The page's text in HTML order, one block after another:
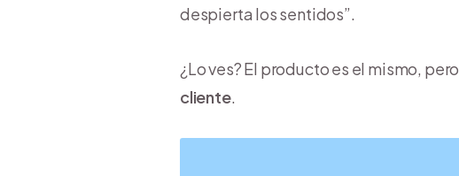
despierta los sentidos”.
¿Lo ves? El producto es el mismo, pero
cliente.